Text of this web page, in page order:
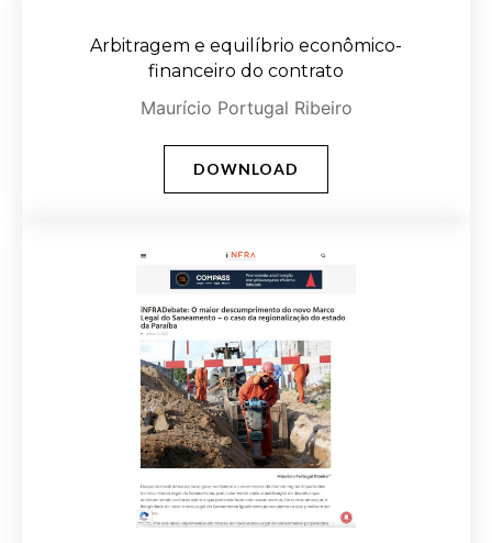
Arbitragem e equilíbrio econômico-
financeiro do contrato
Maurício Portugal Ribeiro
DOWNLOAD